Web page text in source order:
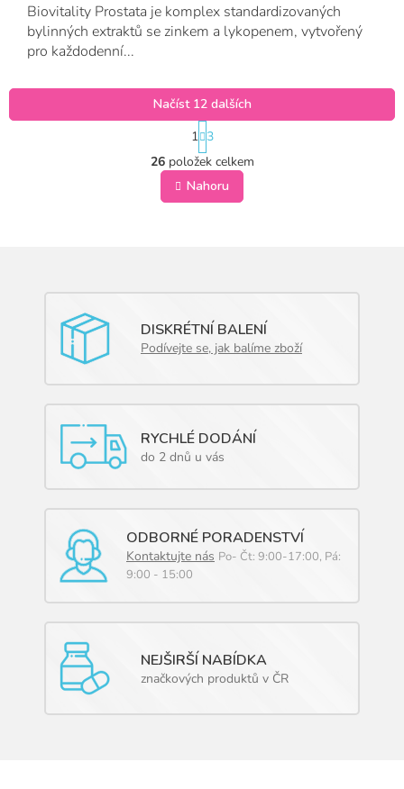
Biovitality Prostata je komplex standardizovaných
bylinných extraktů se zinkem a lykopenem, vytvořený
pro každodenní...
O
v
l
á
p
v
k
y
p
s
u
Načíst 12 dalších
S
t
r
á
n
k
1 3
26položek celkem
Nahoru
DISKRÉTNÍ BALENÍ
Podívejte se, jak balíme zboží
RYCHLÉ DODÁNÍ
do 2 dnů u vás
ODBORNÉ PORADENSTVÍ
Kontaktujte nás Po- Čt: 9:00-17:00, Pá:
9:00 - 15:00
NEJŠIRŠÍ NABÍDKA
značkových produktů v ČR